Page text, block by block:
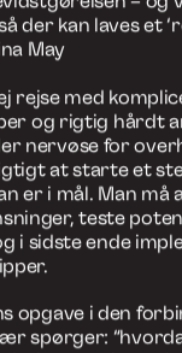
til forbrugerne,
dem og endelig
og adfærd – for
bæredygtige
kan blive
– og
der kan laves et
rejse med